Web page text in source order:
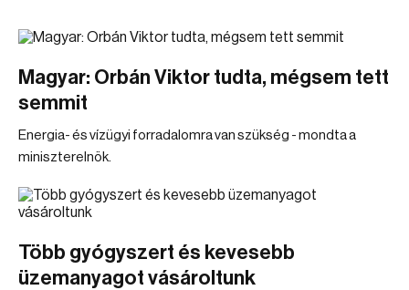
Magyar: Orbán Viktor tudta, mégsem tett
semmit
Energia- és vízügyi forradalomra van szükség - mondta a
miniszterelnök.
Több gyógyszert és kevesebb
üzemanyagot vásároltunk